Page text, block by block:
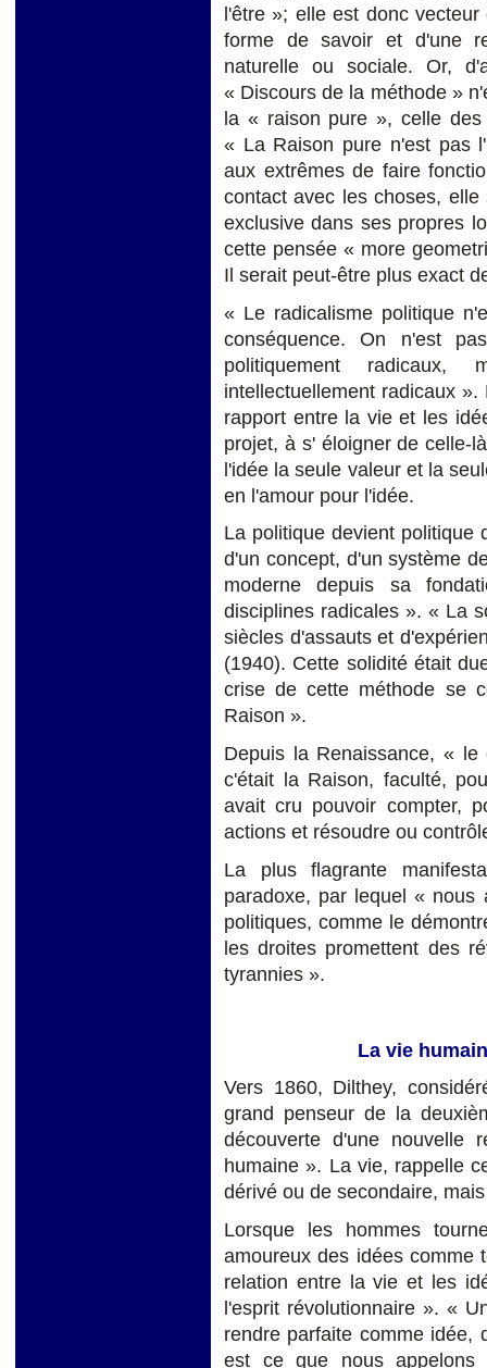
l'être »; elle est donc
forme de savoir et d'une
naturelle ou sociale. Or,
« Discours de la méthode »
la « raison pure », celle
« La Raison pure n'est pas
aux extrêmes de faire
contact avec les choses,
exclusive dans ses propres
cette pensée « more
Il serait peut-être plus exact
« Le radicalisme politique
conséquence. On n'est
politiquement
intellectuellement radicaux
rapport entre la vie et les
projet, à s' éloigner de celle-
l'idée la seule valeur et la
en l'amour pour l'idée.
La politique devient politique
d'un concept, d'un système
moderne depuis sa
disciplines radicales ». « La
siècles d'assauts et
(1940). Cette solidité était
crise de cette méthode se
Raison ».
Depuis la Renaissance, «
c'était la Raison, faculté,
avait cru pouvoir compter,
actions et résoudre ou
La plus flagrante
paradoxe, par lequel « nous
politiques, comme le
les droites promettent des
tyrannies ».
La vie
Vers 1860, Dilthey,
grand penseur de la
découverte d'une nouvelle
humaine ». La vie, rappelle
dérivé ou de secondaire,
Lorsque les hommes
amoureux des idées comme
relation entre la vie et les
l'esprit révolutionnaire ». «
rendre parfaite comme idée,
est ce que nous appelons